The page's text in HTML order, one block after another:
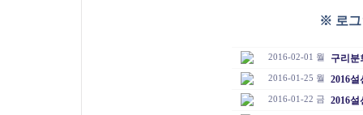
※ 로그
2016-02-01 월 구리분
2016-01-25 월 2016
2016-01-22 금 2016